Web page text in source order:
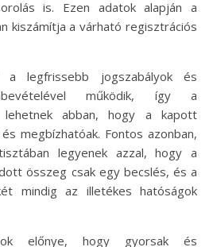
is. Ezen adatok alapján a
kiszámítja a várható regisztrációs
legfrissebb jogszabályok és
működik, így a
lehetnek abban, hogy a kapott
megbízhatóak. Fontos azonban,
legyenek azzal, hogy a
összeg csak egy becslés, és a
mindig az illetékes hatóságok
előnye, hogy gyorsak és